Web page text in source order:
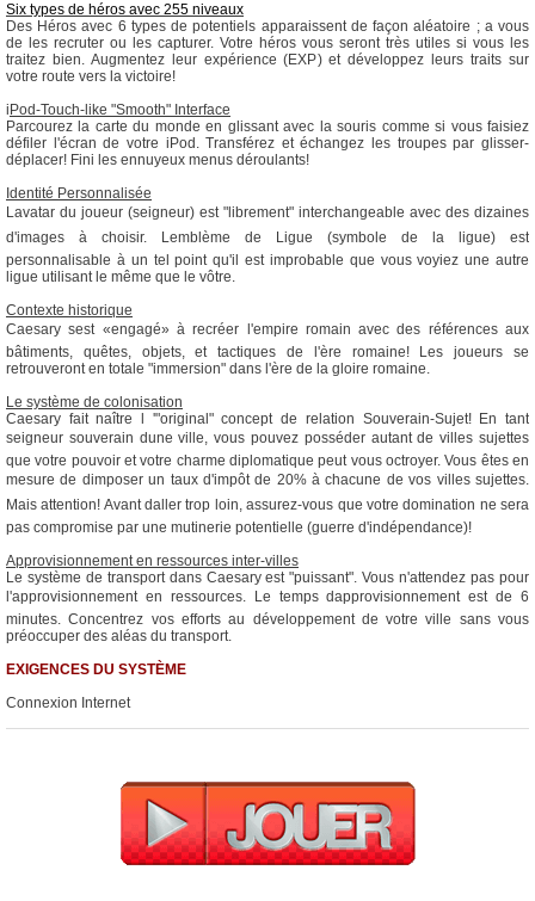
Six types de héros avec 255 niveaux
Des Héros avec 6 types de potentiels apparaissent de façon aléatoire ; a vous
de les recruter ou les capturer. Votre héros vous seront très utiles si vous les
traitez bien. Augmentez leur expérience (EXP) et développez leurs traits sur
votre route vers la victoire!
i Pod-Touch-like "Smooth" Interface
Parcourez la carte du monde en glissant avec la souris comme si vous faisiez
défiler l'écran de votre iPod. Transférez et échangez les troupes par glisser-
déplacer! Fini les ennuyeux menus déroulants!
Identité Personnalisée
Lavatar du joueur (seigneur) est "librement" interchangeable avec des dizaines
d'images à choisir. Lemblème de Ligue (symbole de la ligue) est
personnalisable à un tel point qu'il est improbable que vous voyiez une autre
ligue utilisant le même que le vôtre.
Contexte historique
Caesary sest «engagé» à recréer l'empire romain avec des références aux
bâtiments, quêtes, objets, et tactiques de l'ère romaine! Les joueurs se
retrouveront en totale "immersion" dans l'ère de la gloire romaine.
Le système de colonisation
Caesary fait naître l '"original" concept de relation Souverain-Sujet! En tant
seigneur souverain dune ville, vous pouvez posséder autant de villes sujettes
que votre pouvoir et votre charme diplomatique peut vous octroyer. Vous êtes en
mesure de dimposer un taux d'impôt de 20% à chacune de vos villes sujettes.
Mais attention! Avant daller trop loin, assurez-vous que votre domination ne sera
pas compromise par une mutinerie potentielle (guerre d'indépendance)!
Approvisionnement en ressources inter-villes
Le système de transport dans Caesary est "puissant". Vous n'attendez pas pour
l'approvisionnement en ressources. Le temps dapprovisionnement est de 6
minutes. Concentrez vos efforts au développement de votre ville sans vous
préoccuper des aléas du transport.
EXIGENCES DU SYSTÈME
Connexion Internet